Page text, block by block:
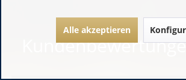
Alle akzeptieren